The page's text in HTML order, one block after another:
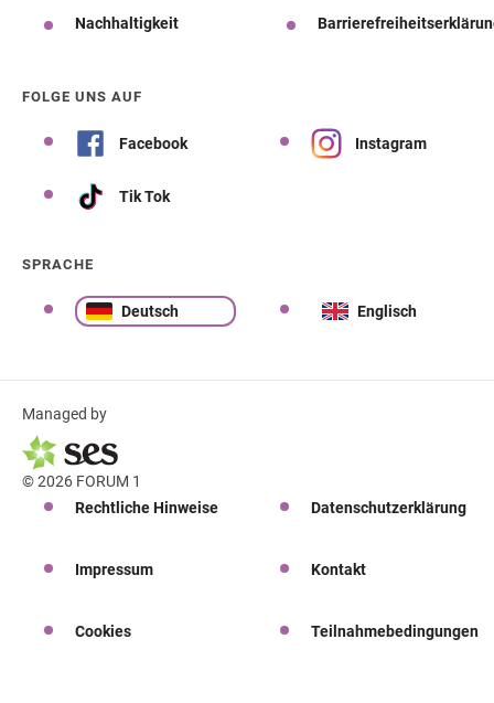
Nachhaltigkeit
FOLGE UNS AUF
Facebook Instagram
Tik Tok
SPRACHE
Deutsch Englisch
Managed by
© 2026 FORUM 1
Rechtliche Hinweise
Datenschutzerklärung
Impressum Kontakt
Cookies Teilnahmebedingungen